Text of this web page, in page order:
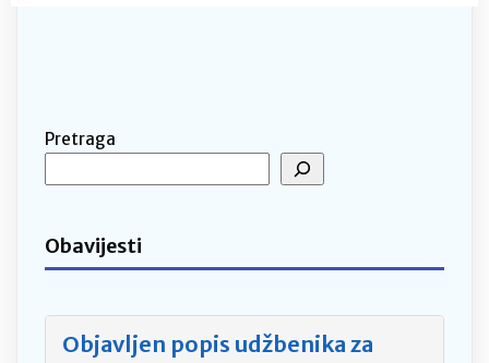
Pretraga
Obavijesti
Objavljen popis udžbenika za